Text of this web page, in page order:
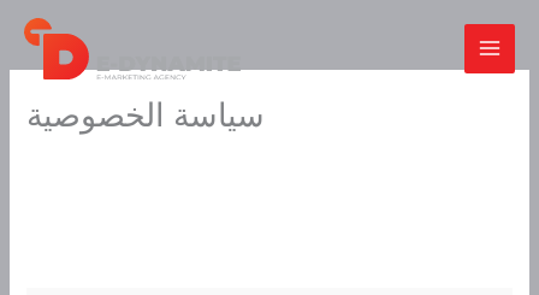
Skip
content
سياسة الخصوصية